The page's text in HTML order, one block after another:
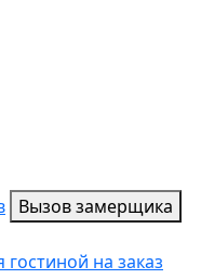
Вызов замерщика
на заказ